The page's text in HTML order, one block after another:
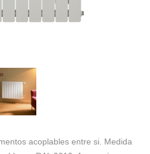
acoplables entre si. Medida